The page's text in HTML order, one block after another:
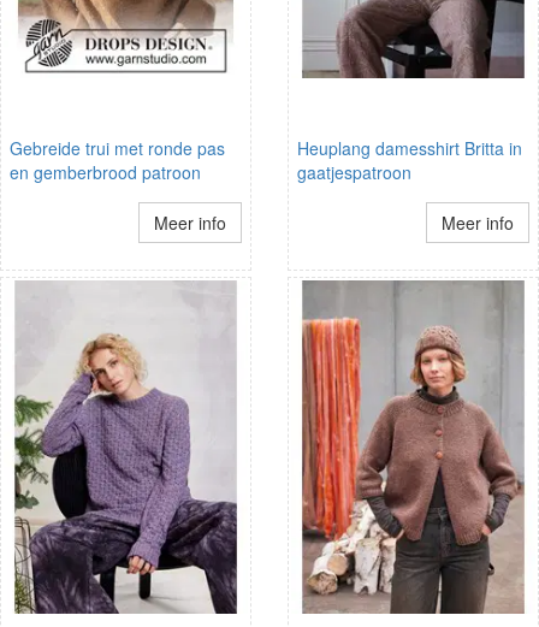
Gebreide trui met ronde pas
en gemberbrood patroon
Meer info
Heuplang damesshirt Britta in
gaatjespatroon
Meer info